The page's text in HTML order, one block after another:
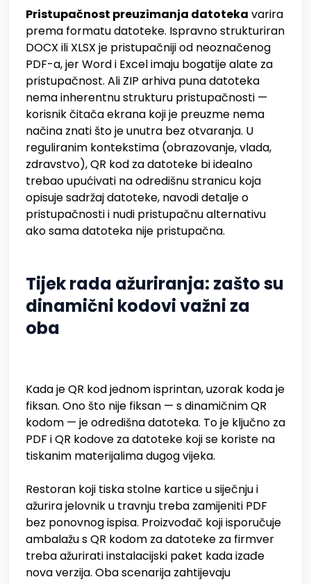
Pristupačnost preuzimanja datoteka varira
prema formatu datoteke. Ispravno strukturiran
DOCX ili XLSX je pristupačniji od neoznačenog
PDF-a, jer Word i Excel imaju bogatije alate za
pristupačnost. Ali ZIP arhiva puna datoteka
nema inherentnu strukturu pristupačnosti —
korisnik čitača ekrana koji je preuzme nema
načina znati što je unutra bez otvaranja. U
reguliranim kontekstima (obrazovanje, vlada,
zdravstvo), QR kod za datoteke bi idealno
trebao upućivati na odredišnu stranicu koja
opisuje sadržaj datoteke, navodi detalje o
pristupačnosti i nudi pristupačnu alternativu
ako sama datoteka nije pristupačna.
Tijek rada ažuriranja: zašto su
dinamični kodovi važni za
oba
Kada je QR kod jednom isprintan, uzorak koda je
fiksan. Ono što nije fiksan — s dinamičnim QR
kodom — je odredišna datoteka. To je ključno za
PDF i QR kodove za datoteke koji se koriste na
tiskanim materijalima dugog vijeka.
Restoran koji tiska stolne kartice u siječnju i
ažurira jelovnik u travnju treba zamijeniti PDF
bez ponovnog ispisa. Proizvođač koji isporučuje
ambalažu s QR kodom za datoteke za firmver
treba ažurirati instalacijski paket kada izađe
nova verzija. Oba scenarija zahtijevaju